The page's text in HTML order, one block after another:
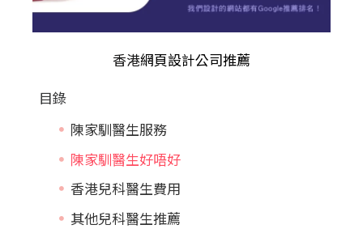
香港網頁設計公司推薦
目錄
陳家馴醫生服務
陳家馴醫生好唔好
香港兒科醫生費用
其他兒科醫生推薦